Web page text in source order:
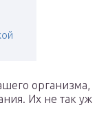
организма,
Их не так уж